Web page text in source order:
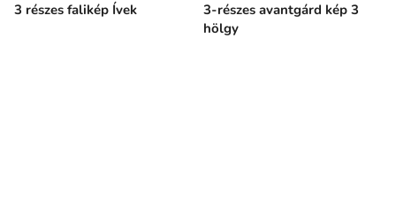
3 részes falikép Ívek
3-részes avantgárd kép 3
hölgy